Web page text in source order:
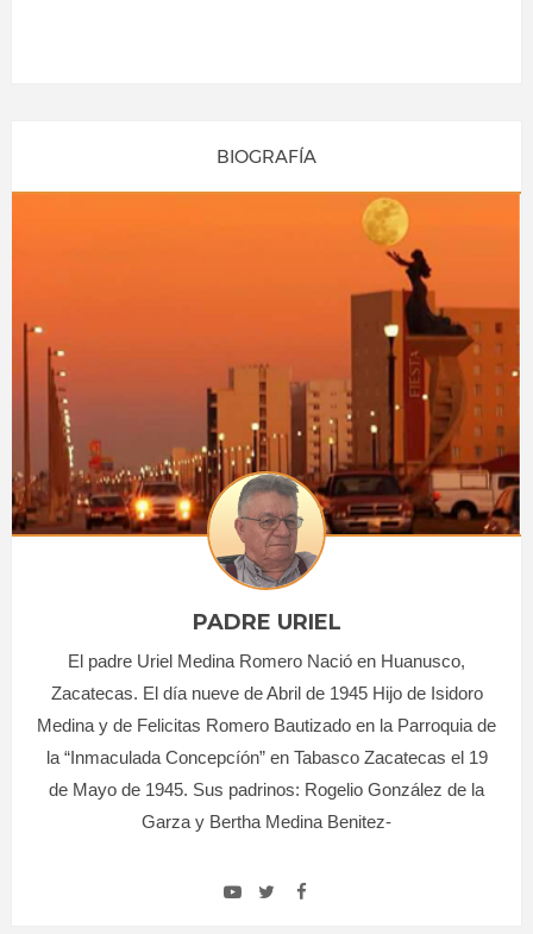
BIOGRAFÍA
PADRE URIEL
El padre Uriel Medina Romero Nació en Huanusco,
Zacatecas. El día nueve de Abril de 1945 Hijo de Isidoro
Medina y de Felicitas Romero Bautizado en la Parroquia de
la “Inmaculada Concepcíón” en Tabasco Zacatecas el 19
de Mayo de 1945. Sus padrinos: Rogelio González de la
Garza y Bertha Medina Benitez-